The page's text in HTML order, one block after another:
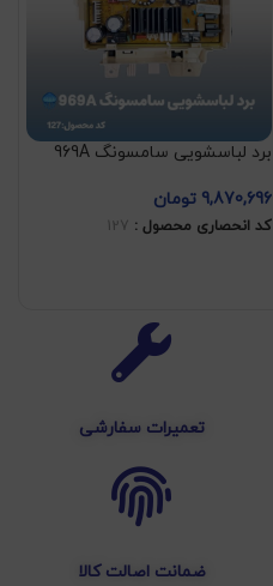
برد لباسشویی سامسونگ 969A
9,870,696 تومان
کد انحصاری محصول : 127
تعمیرات سفارشی
ضمانت اصالت کالا